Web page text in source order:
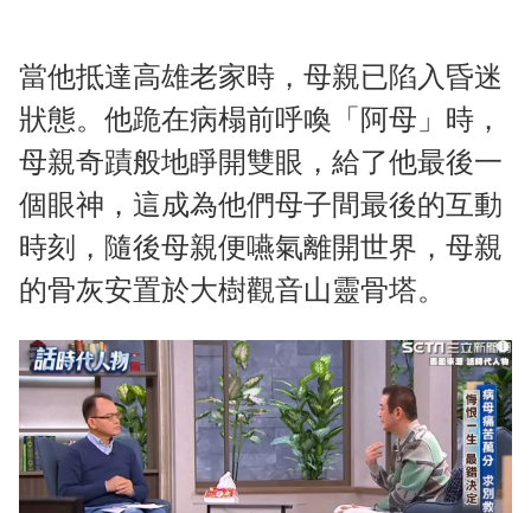
當他抵達高雄老家時，母親已陷入昏迷
狀態。他跪在病榻前呼喚「阿母」時，
母親奇蹟般地睜開雙眼，給了他最後一
個眼神，這成為他們母子間最後的互動
時刻，隨後母親便嚥氣離開世界，母親
的骨灰安置於大樹觀音山靈骨塔。